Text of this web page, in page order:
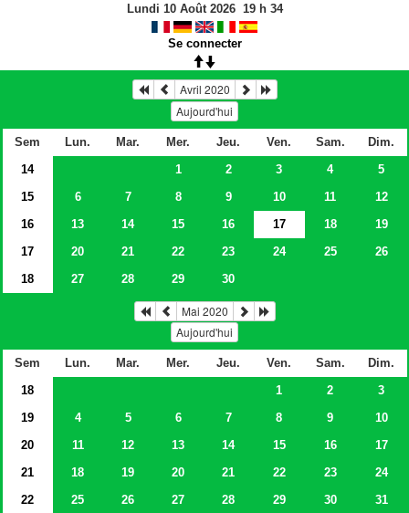
Lundi 10 Août 2026 19h 34
Se connecter
Avril 2020
Aujourd'hui
Sem Lun. Mar. Mer. Jeu. Ven. Sam.
Dim.
14
1 2 3 4
5
15
6 7 8 9 10 11
12
16
13 14 15 16 17 18
19
17
20 21 22 23 24 25
26
18
27 28 29 30
Mai 2020
Aujourd'hui
Sem Lun. Mar. Mer. Jeu. Ven. Sam.
Dim.
18
1 2
3
19
4 5 6 7 8 9
10
20
11 12 13 14 15 16
17
21
18 19 20 21 22 23
24
22
25 26 27 28 29 30 31